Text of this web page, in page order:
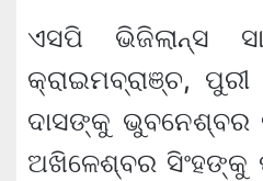
ଏସପି ଭିଜିଲାନ୍ସ
କ୍ରାଇମବ୍ରାଞ୍ଚ,
ଦାସଙ୍କୁ
ଅଖିଳେଶ୍ବର ସିଂହଙ୍କୁ